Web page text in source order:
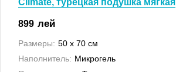
899 лей
Размеры: 50 x 70 см
Наполнитель: Микрогель